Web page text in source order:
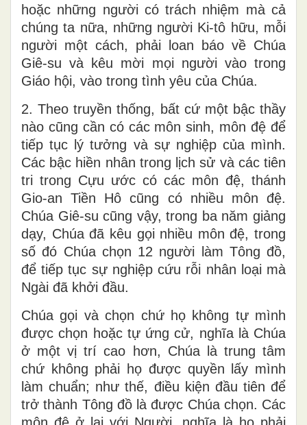
hoặc những người có trách nhiệm mà cả
chúng ta nữa, những người Ki-tô hữu, mỗi
người một cách, phải loan báo về Chúa
Giê-su và kêu mời mọi người vào trong
Giáo hội, vào trong tình yêu của Chúa.
2. Theo truyền thống, bất cứ một bậc thầy
nào cũng cần có các môn sinh, môn đệ để
tiếp tục lý tưởng và sự nghiệp của mình.
Các bậc hiền nhân trong lịch sử và các tiên
tri trong Cựu ước có các môn đệ, thánh
Gio-an Tiền Hô cũng có nhiều môn đệ.
Chúa Giê-su cũng vậy, trong ba năm giảng
dạy, Chúa đã kêu gọi nhiều môn đệ, trong
số đó Chúa chọn 12 người làm Tông đồ,
để tiếp tục sự nghiệp cứu rỗi nhân loại mà
Ngài đã khởi đầu.
Chúa gọi và chọn chứ họ không tự mình
được chọn hoặc tự ứng cử, nghĩa là Chúa
ở một vị trí cao hơn, Chúa là trung tâm
chứ không phải họ được quyền lấy mình
làm chuẩn; như thế, điều kiện đầu tiên để
trở thành Tông đồ là được Chúa chọn. Các
môn đệ ở lại với Người, nghĩa là họ phải